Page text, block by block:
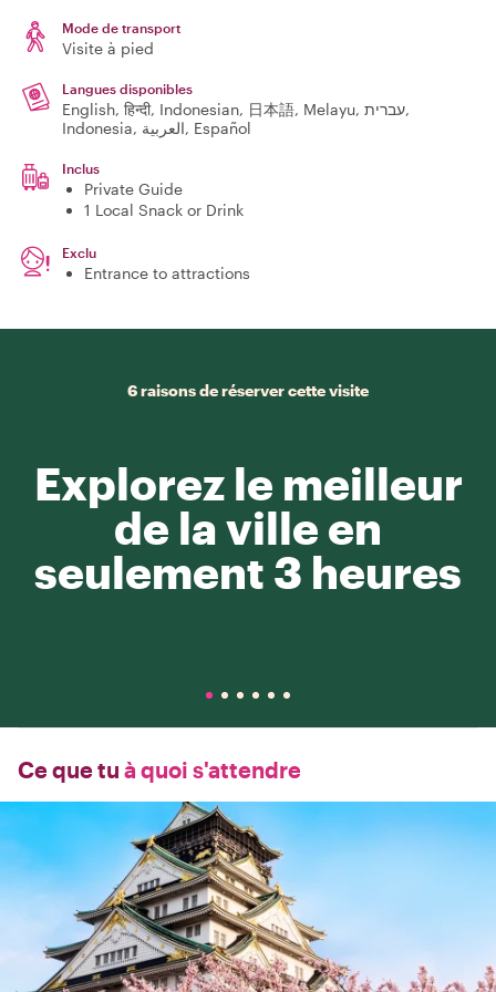
Mode de transport
Visite à pied
Langues disponibles
English, हिन्दी, Indonesian, 日本語, Melayu, עברית,
Indonesia, العربية, Español
Inclus
Private Guide
1 Local Snack or Drink
Exclu
Entrance to attractions
6 raisons de réserver cette visite
Explorez le meilleur
de la ville en
seulement 3 heures
Ce que tu à quoi s'attendre